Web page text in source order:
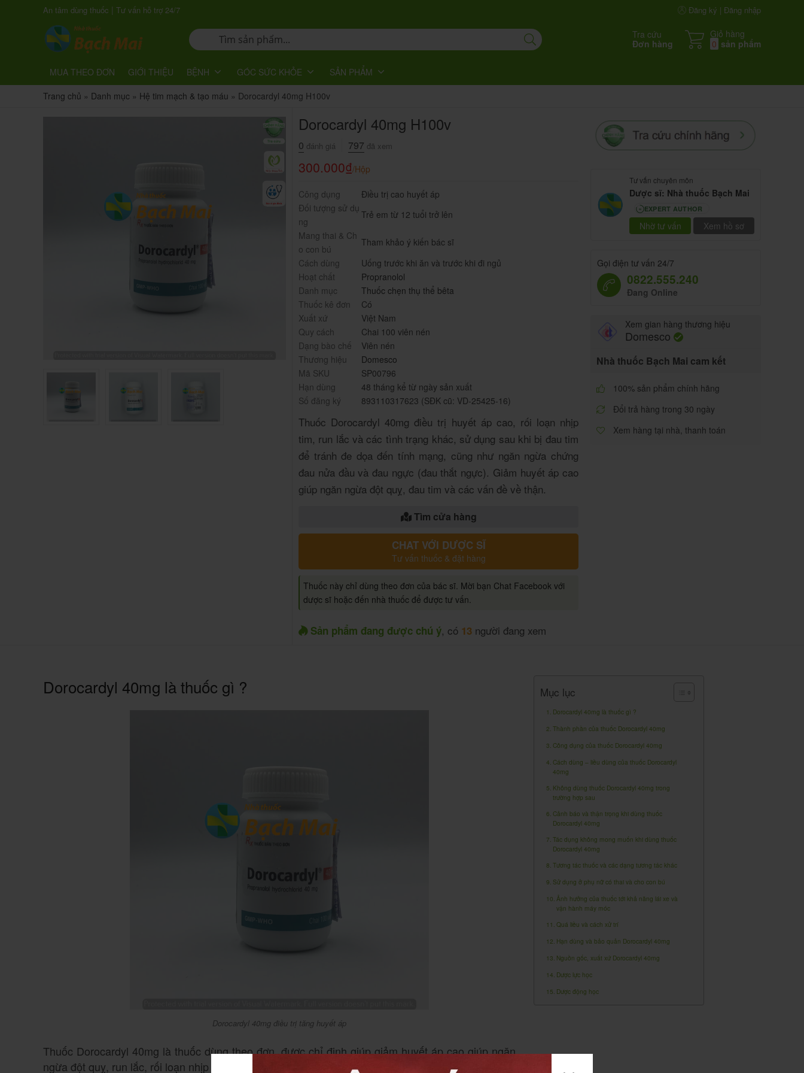
An tâm dùng thuốc | Tư vấn hỗ trợ 24/7 Đăng ký | Đăng nhập
Tra cứu
Đơn hàng
Giỏ hàng
0 sản phẩm
MUA THEO ĐƠN GIỚI THIỆU BỆNH GÓC SỨC KHỎE
SẢN PHẨM
Trang chủ » Danh mục » Hệ tim mạch & tạo máu » Dorocardyl 40mg H100v
Dorocardyl 40mg H100v
0 đánh giá 797 đã xem
300.000₫/Hộp
Công dụng
Điều trị cao huyết áp
Đối tượng sử dụ
ng
Trẻ em từ 12 tuổi trở lên
Mang thai & Ch
o con bú
Tham khảo ý kiến bác sĩ
Cách dùng
Uống trước khi ăn và trước khi đi ngủ
Hoạt chất
Propranolol
Danh mục
Thuốc chẹn thụ thể bêta
Thuốc kê đơn
Có
Xuất xứ
Việt Nam
Quy cách
Chai 100 viên nén
Dạng bào chế
Viên nén
Thương hiệu
Domesco
Mã SKU
SP00796
Hạn dùng
48 tháng kể từ ngày sản xuất
Số đăng ký
893110317623 (SĐK cũ: VD-25425-16)
Thuốc Dorocardyl 40mg điều trị huyết áp cao, rối loạn nhịp
tim, run lắc và các tình trạng khác, sử dụng sau khi bị đau tim
để tránh đe dọa đến tính mạng, cũng như ngăn ngừa chứng
đau nửa đầu và đau ngực (đau thắt ngực). Giảm huyết áp cao
giúp ngăn ngừa đột quỵ, đau tim và các vấn đề về thận.
Tìm cửa hàng
CHAT VỚI DƯỢC SĨ
Tư vấn thuốc & đặt hàng
Thuốc này chỉ dùng theo đơn của bác sĩ. Mời bạn Chat Facebook với
dược sĩ hoặc đến nhà thuốc để được tư vấn.
Sản phẩm đang được chú ý, có 13 người đang xem
Tư vấn chuyên môn
Dược sĩ: Nhà thuốc Bạch Mai
80 EXPERT AUTHOR
Nhờ tư vấn Xem hồ sơ
Gọi điện tư vấn 24/7
0822.555.240
Đang Online
Xem gian hàng thương hiệu
Domesco
Nhà thuốc Bạch Mai cam kết
100% sản phẩm chính hãng
Đổi trả hàng trong 30 ngày
Xem hàng tại nhà, thanh toán
Dorocardyl 40mg là thuốc gì ?
Dorocardyl 40mg điều trị tăng huyết áp
Thuốc Dorocardyl 40mg là thuốc dùng theo đơn, được chỉ định giúp giảm huyết áp cao giúp ngăn
ngừa đột quỵ, run lắc, rối loạn nhịp tim, đau tim và vấn đề về thận.
Mục lục
Dorocardyl 40mg là thuốc gì ?
Thành phần của thuốc Dorocardyl 40mg
Công dụng của thuốc Dorocardyl 40mg
Cách dùng – liều dùng của thuốc Dorocardyl
40mg
Không dùng thuốc Dorocardyl 40mg trong
trường hợp sau
Cảnh báo và thận trọng khi dùng thuốc
Dorocardyl 40mg
Tác dụng không mong muốn khi dùng thuốc
Dorocardyl 40mg
Tương tác thuốc và các dạng tương tác khác
Sử dụng ở phụ nữ có thai và cho con bú
Ảnh hưởng của thuốc tới khả năng lái xe và
vận hành máy móc
Quá liều và cách xử trí
Hạn dùng và bảo quản Dorocardyl 40mg
Nguồn gốc, xuất xứ Dorocardyl 40mg
Dược lực học
Dược động học